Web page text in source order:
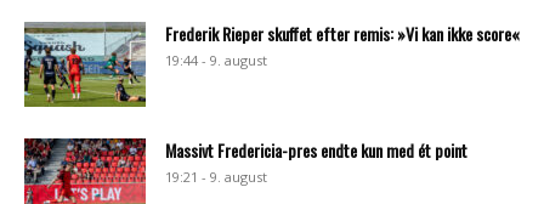
Frederik Rieper skuffet efter remis: »Vi kan ikke score«
19:44 - 9. august
Massivt Fredericia-pres endte kun med ét point
19:21 - 9. august